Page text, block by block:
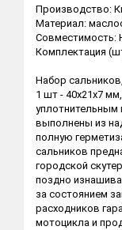
Производство:
Материал:
Совместимость:
Комплектация
Набор
1 шт - 40х21х7
уплотнительным
выполнены из
полную
сальников
городской
поздно
за состоянием
расходников
мотоцикла и